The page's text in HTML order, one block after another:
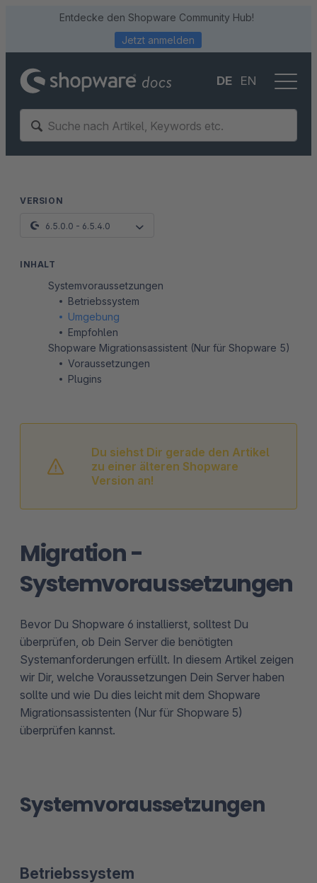
Entdecke den Shopware Community Hub!
Jetzt anmelden
DE EN
Du siehst Dir gerade den Artikel
zu einer älteren Shopware
Version an!
Migration -
Systemvoraussetzungen
Bevor Du Shopware 6 installierst, solltest Du
überprüfen, ob Dein Server die benötigten
Systemanforderungen erfüllt. In diesem Artikel zeigen
wir Dir, welche Voraussetzungen Dein Server haben
sollte und wie Du dies leicht mit dem Shopware
Migrationsassistenten (Nur für Shopware 5)
überprüfen kannst.
Systemvoraussetzungen
Betriebssystem
VERSION
6.5.0.0 - 6.5.4.0
INHALT
Systemvoraussetzungen
Betriebssystem
Umgebung
Empfohlen
Shopware Migrationsassistent (Nur für Shopware 5)
Voraussetzungen
Plugins